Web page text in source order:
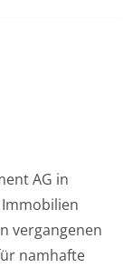
AG in
vergangenen
namhafte